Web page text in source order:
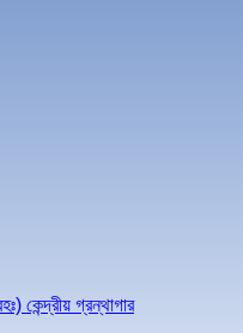
কেন্দ্রীয় গ্রন্থাগার